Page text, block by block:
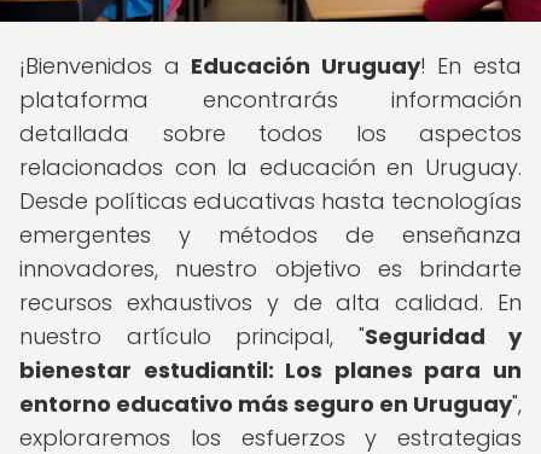
¡Bienvenidos a Educación Uruguay! En esta
plataforma encontrarás información
detallada sobre todos los aspectos
relacionados con la educación en Uruguay.
Desde políticas educativas hasta tecnologías
emergentes y métodos de enseñanza
innovadores, nuestro objetivo es brindarte
recursos exhaustivos y de alta calidad. En
nuestro artículo principal, "Seguridad y
bienestar estudiantil: Los planes para un
entorno educativo más seguro en Uruguay",
exploraremos los esfuerzos y estrategias